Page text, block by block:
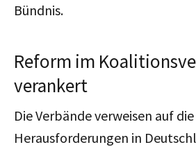
Bündnis.
Reform im
verankert
Die Verbände verweisen auf
Herausforderungen in